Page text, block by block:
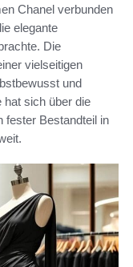
Chanel verbunden
elegante
Die
vielseitigen
und
sich über die
fester Bestandteil in